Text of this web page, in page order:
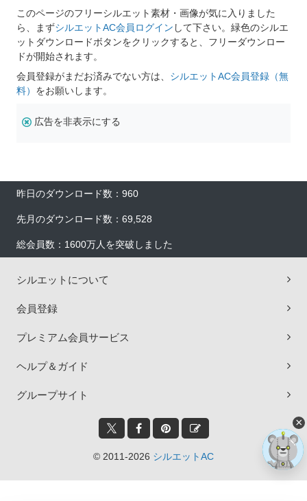
このページのフリーシルエット素材・画像が気に入りました
ら、まずシルエットAC会員ログイン して下さい。緑色のシルエ
ットダウンロードボタンをクリックすると、フリーダウンロー
ドが開始されます。
会員登録がまだお済みでない方は、 シルエットAC会員登録（無
料） をお願いします。
広告を非表示にする
昨日のダウンロード数：960
先月のダウンロード数：69,528
総会員数：1600万人を突破しました
シルエットについて
会員登録
プレミアム会員サービス
ヘルプ＆ガイド
グループサイト
© 2011-2026 シルエットAC
×